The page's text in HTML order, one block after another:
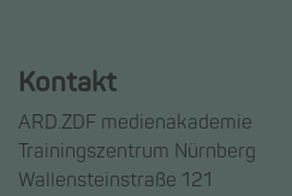
Kontakt
ARD.ZDF medienakademie
Trainingszentrum Nürnberg
Wallensteinstraße 121